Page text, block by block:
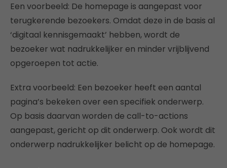
Een voorbeeld: De homepage is aangepast voor
terugkerende bezoekers. Omdat deze in de basis al
‘digitaal kennisgemaakt’ hebben, wordt de
bezoeker wat nadrukkelijker en minder vrijblijvend
opgeroepen tot actie.
Extra voorbeeld: Een bezoeker heeft een aantal
pagina’s bekeken over een specifiek onderwerp.
Op basis daarvan worden de call-to-actions
aangepast, gericht op dit onderwerp. Ook wordt dit
onderwerp nadrukkelijker belicht op de homepage.